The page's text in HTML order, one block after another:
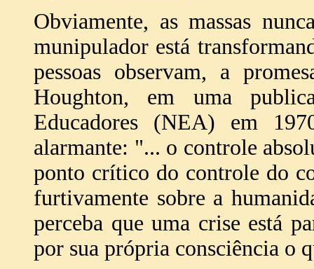
Obviamente, as massas
munipulador está
pessoas observam, a
Houghton, em uma
Educadores (NEA) em
alarmante: "... o controle
ponto crítico do controle do
furtivamente sobre a
perceba que uma crise está
por sua própria consciência o